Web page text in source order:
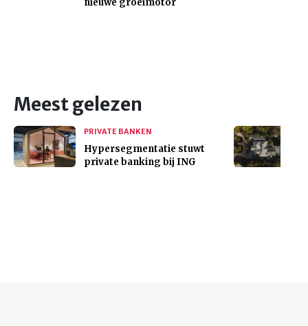
nieuwe groeimotor
Meest gelezen
PRIVATE BANKEN
Hypersegmentatie stuwt
private banking bij ING